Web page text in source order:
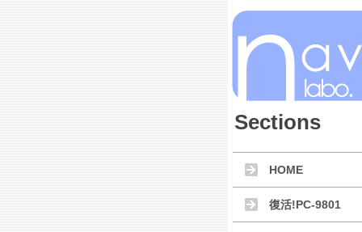
Sections
HOME
復活!PC-9801